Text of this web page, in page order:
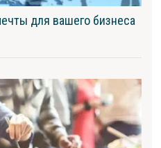
для вашего бизнеса